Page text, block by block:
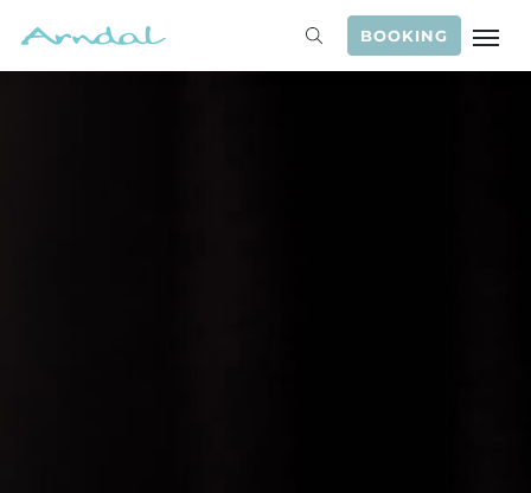
BOOKING